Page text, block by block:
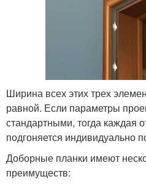
Ширина всех этих трех
равной. Если параметры
стандартными, тогда каждая
подгоняется индивидуально
Доборные планки имеют
преимуществ: